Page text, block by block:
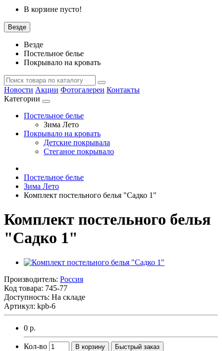
В корзине пусто!
Везде
Везде
Постельное белье
Покрывало на кровать
Новости Акции Фотогалереи Контакты
Категории
Постельное белье
Зима Лето
Покрывало на кровать
Детские покрывала
Стеганое покрывало
Постельное белье
Зима Лето
Комплект постельного белья "Садко 1"
Комплект постельного белья
"Садко 1"
Производитель: Россия
Код товара: 745-77
Доступность: На складе
Артикул: kpb-6
0 р.
Кол-во В корзину Быстрый заказ